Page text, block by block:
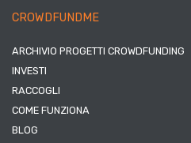
CROWDFUNDME
ARCHIVIO PROGETTI CROWDFUNDING
INVESTI
RACCOGLI
COME FUNZIONA
BLOG